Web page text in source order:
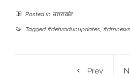
Posted in उत्तराखंड
Tagged#dehradunupdates, #dmnews
Prev